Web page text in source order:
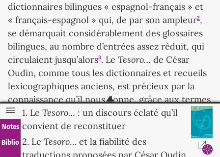
Notes
Biblio
1. LeTesoro… : un discours éclaté qu’il
convient de reconstituer
2. LeTesoro… et la fiabilité des
dictionnaires bilingues « espagnol-français » et
« français-espagnol » qui, de par son ampleur2,
se démarquait considérablement des glossaires
bilingues, au nombre d’entrées assez réduit, qui
circulaient jusqu’alors3. Le Tesoro… de César
Oudin, comme tous les dictionnaires et recueils
lexicographiques anciens, est précieux par la
connaissance qu’il nous donne, grâce aux termes
qu’il recense, des us et coutumes d’antan. Dans le
cas du dictionnaire d’Oudin, ce sont tous les
aspects de la vie dans l’Espagne du XVII
siècle
qui sont évoqués et présentés, au fil de ses